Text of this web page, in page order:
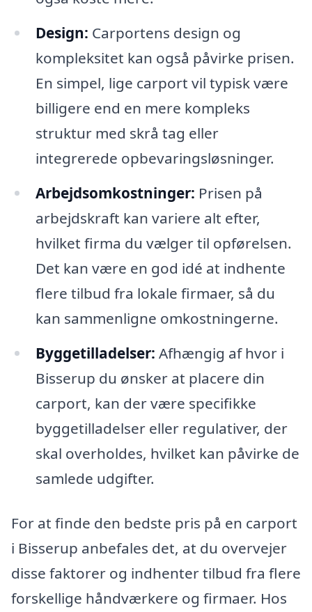
Design: Carportens design og
kompleksitet kan også påvirke prisen.
En simpel, lige carport vil typisk være
billigere end en mere kompleks
struktur med skrå tag eller
integrerede opbevaringsløsninger.
Arbejdsomkostninger: Prisen på
arbejdskraft kan variere alt efter,
hvilket firma du vælger til opførelsen.
Det kan være en god idé at indhente
flere tilbud fra lokale firmaer, så du
kan sammenligne omkostningerne.
Byggetilladelser: Afhængig af hvor i
Bisserup du ønsker at placere din
carport, kan der være specifikke
byggetilladelser eller regulativer, der
skal overholdes, hvilket kan påvirke de
samlede udgifter.
For at finde den bedste pris på en carport
i Bisserup anbefales det, at du overvejer
disse faktorer og indhenter tilbud fra flere
forskellige håndværkere og firmaer. Hos